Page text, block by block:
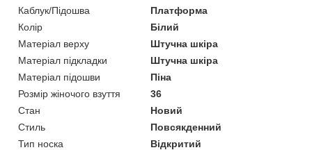
Каблук/Підошва
Платформа
Колір
Білий
Матеріал верху
Штучна шкіра
Матеріал підкладки
Штучна шкіра
Матеріал підошви
Піна
Розмір жіночого взуття
36
Стан
Новий
Стиль
Повсякденний
Тип носка
Відкритий